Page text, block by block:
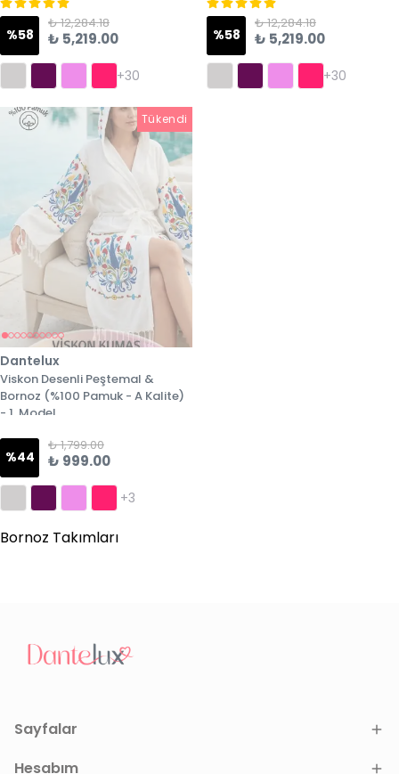
%58
₺ 12,284.18
₺ 5,219.00
+30
%58
₺ 12,284.18
₺ 5,219.00
+30
Tükendi
Dantelux
Viskon Desenli Peştemal &
Bornoz (%100 Pamuk - A Kalite)
- 1. Model
%44
₺ 1,799.00
₺ 999.00
+3
Bornoz Takımları
Sayfalar
Hesabım